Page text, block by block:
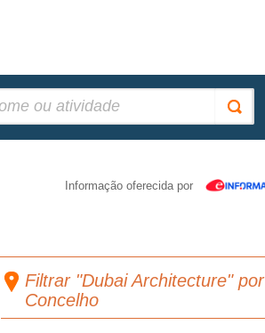
Informação oferecida por
Filtrar "Dubai Architecture" por
Concelho